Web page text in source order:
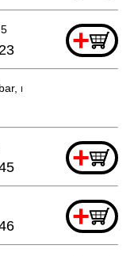
+
nicht bestellbar
+
+